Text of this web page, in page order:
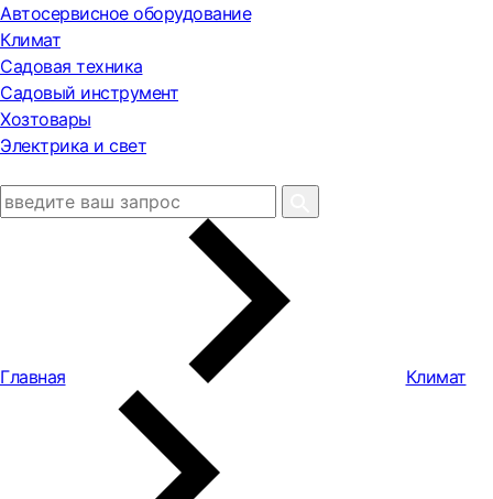
Автосервисное оборудование
Климат
Садовая техника
Садовый инструмент
Хозтовары
Электрика и свет
Главная Климат